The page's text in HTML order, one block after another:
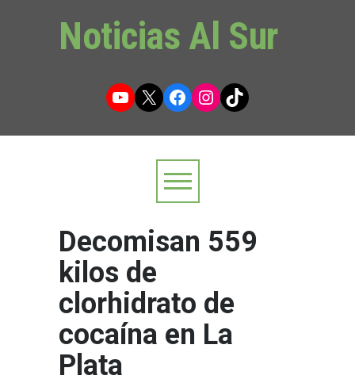
Noticias Al Sur
YouTube
X Facebook
Instagram
TikTok
Decomisan 559
kilos de
clorhidrato de
cocaína en La
Plata